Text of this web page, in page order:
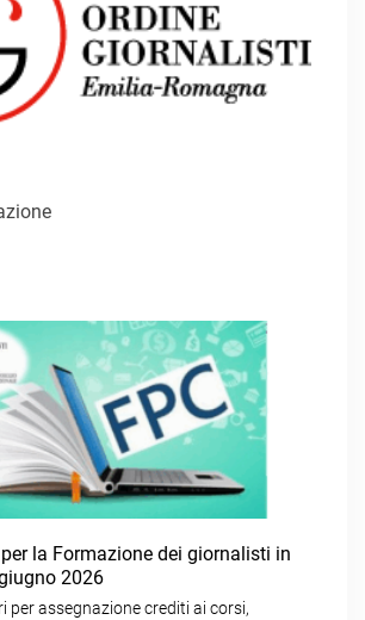
la Formazione dei giornalisti in
2026
per assegnazione crediti ai corsi,